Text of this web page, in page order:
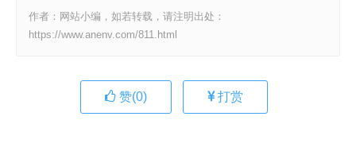
作者：网站小编，如若转载，请注明出处：
https://www.anenv.com/811.html
赞(0) 打赏